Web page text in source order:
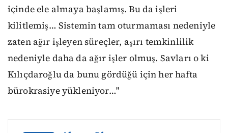
içinde ele almaya başlamış. Bu da işleri
kilitlemiş… Sistemin tam oturmaması nedeniyle
zaten ağır işleyen süreçler, aşırı temkinlilik
nedeniyle daha da ağır işler olmuş. Savları o ki
Kılıçdaroğlu da bunu gördüğü için her hafta
bürokrasiye yükleniyor…"